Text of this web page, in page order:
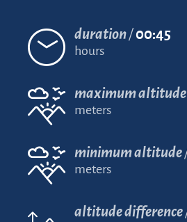
duration 00:45
hours
maximum altitude
meters
minimum altitude
meters
altitude difference